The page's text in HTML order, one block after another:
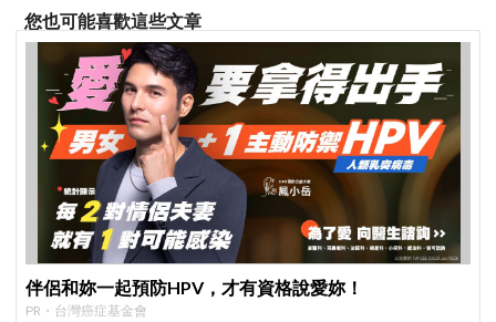
您也可能喜歡這些文章
伴侶和妳一起預防HPV，才有資格說愛妳！
PR・台灣癌症基金會